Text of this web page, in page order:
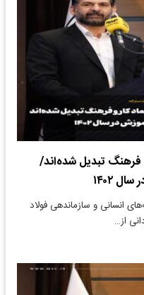
و فرهنگ تبدیل شده‌اند/
انسانی و سازماندهی فولاد
از…